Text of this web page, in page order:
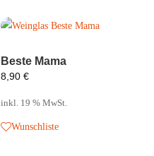
Beste Mama
8,90€
inkl. 19 % MwSt.
Wunschliste